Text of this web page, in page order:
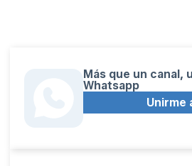
Más que un canal,
Whatsapp
Unirme